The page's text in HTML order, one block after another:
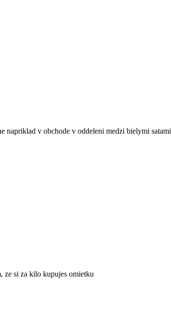
v obchode v oddeleni medzi bielymi
ze si za kilo kupujes omietku